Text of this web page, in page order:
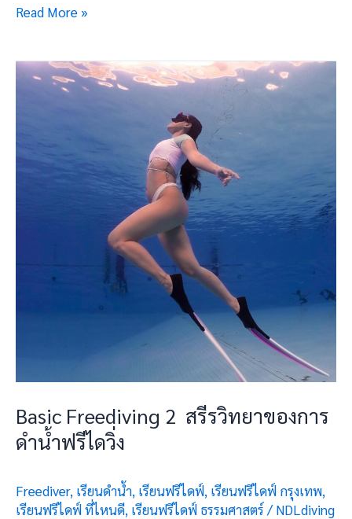
Read More »
Basic Freediving 2 สรีรวิทยาของการ
ดำน้ำฟรีไดวิ่ง
Freediver, เรียนดำน้ำ, เรียนฟรีไดฟ์, เรียนฟรีไดฟ์ กรุงเทพ,
เรียนฟรีไดฟ์ ที่ไหนดี, เรียนฟรีไดฟ์ ธรรมศาสตร์/NDLdiving
Basic
Freediving
ของ